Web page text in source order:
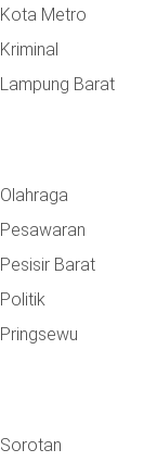
Kota Metro
Kriminal
Lampung Barat
Olahraga
Pesawaran
Pesisir Barat
Politik
Pringsewu
Sorotan